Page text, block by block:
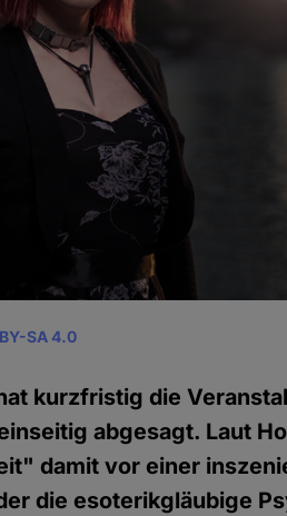
SA 4.0
kurzfristig die
abgesagt. Laut
damit vor einer
die esoterikgläubige